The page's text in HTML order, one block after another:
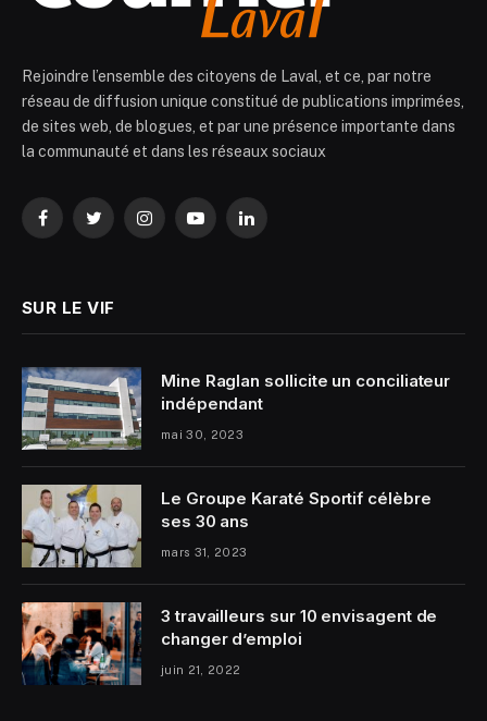
Rejoindre l’ensemble des citoyens de Laval, et ce, par notre
réseau de diffusion unique constitué de publications imprimées,
de sites web, de blogues, et par une présence importante dans
la communauté et dans les réseaux sociaux
FacebookTwitterInstagramYouTubeLinkedIn
SUR LE VIF
Mine Raglan sollicite un conciliateur
indépendant
mai 30, 2023
Le Groupe Karaté Sportif célèbre
ses 30 ans
mars 31, 2023
3 travailleurs sur 10 envisagent de
changer d’emploi
juin 21, 2022